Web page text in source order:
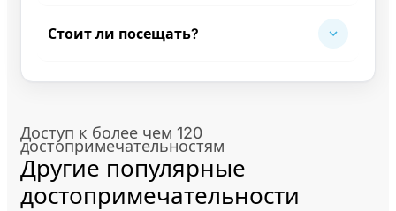
Стоит ли посещать?
Доступ к более чем 120
достопримечательностям
Другие популярные
достопримечательности